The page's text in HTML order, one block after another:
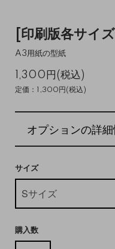
[印刷版各サイ
A3用紙の型紙
1,300円(税込)
定価：1,300円(税込)
オプションの詳
サイズ
購入数